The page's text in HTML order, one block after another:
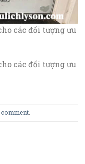
các đối tượng ưu
các đối tượng ưu
comment.